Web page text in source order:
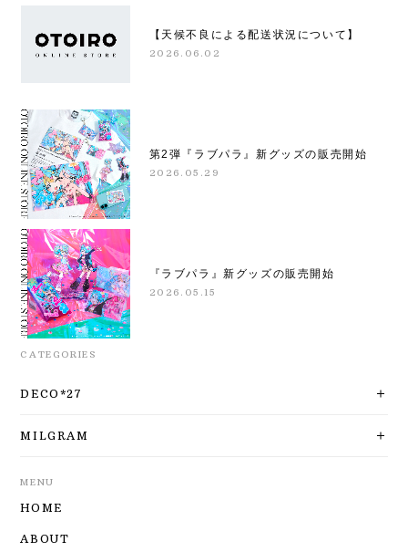
【天候不良による配送状況について】
2026.06.02
第2弾『ラブパラ』新グッズの販売開始
2026.05.29
『ラブパラ』新グッズの販売開始
2026.05.15
CATEGORIES
DECO*27
MILGRAM
MENU
HOME
ABOUT